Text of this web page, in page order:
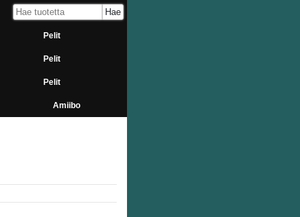
Pelit
Pelit
Pelit
Amiibo